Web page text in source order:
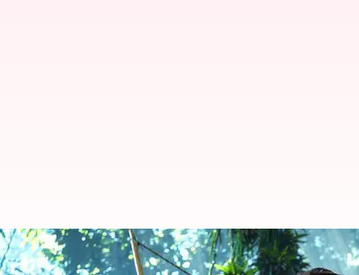
అవతార్ సీక్వెల్స్ పై లేటెస్ట్ అప్డేట్: అవతార్